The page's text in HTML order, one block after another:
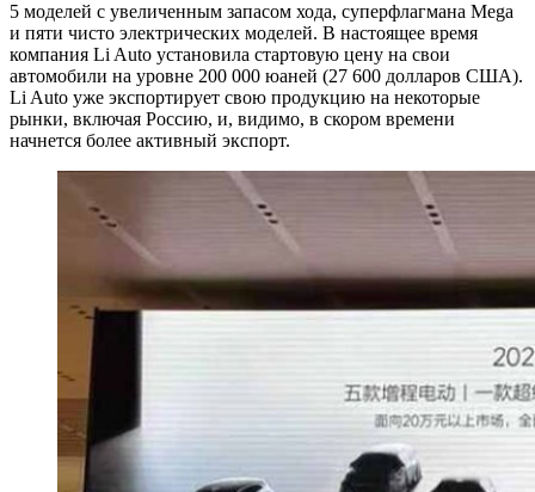
5 моделей с увеличенным запасом хода, суперфлагмана Mega
и пяти чисто электрических моделей. В настоящее время
компания Li Auto установила стартовую цену на свои
автомобили на уровне 200 000 юаней (27 600 долларов США).
Li Auto уже экспортирует свою продукцию на некоторые
рынки, включая Россию, и, видимо, в скором времени
начнется более активный экспорт.